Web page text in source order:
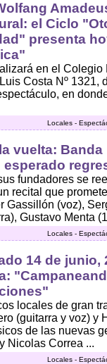
el Ciclo
presenta
en el
Costa Nº 1321,
en
Locales -
vuelta:
esperado
fundadores se
recital que
Gassillón (voz),
Gustavo Menta
Locales -
14 de junio,
locales de gran
(guitarra y voz) y
de las nuevas
Nicolas Correa ...
Locales -